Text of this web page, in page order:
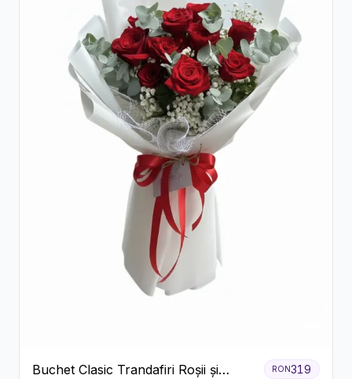
Buchet Clasic Trandafiri Roșii și
RON319